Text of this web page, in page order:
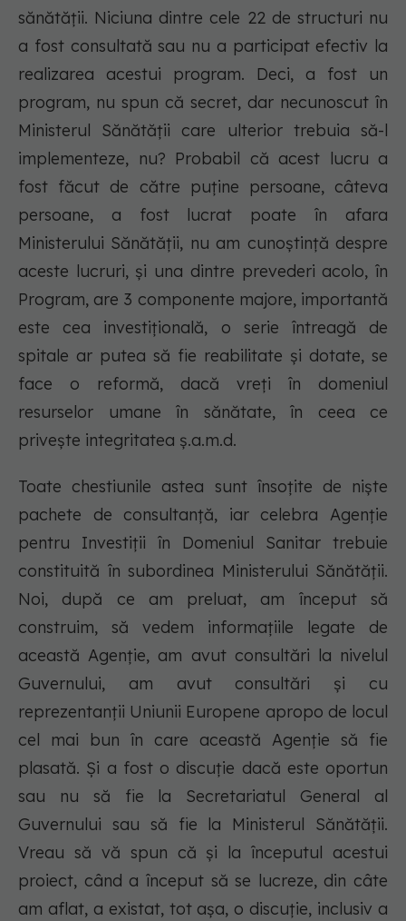
sănătăţii. Niciuna dintre cele 22 de structuri nu
a fost consultată sau nu a participat efectiv la
realizarea acestui program. Deci, a fost un
program, nu spun că secret, dar necunoscut în
Ministerul Sănătății care ulterior trebuia să-l
implementeze, nu? Probabil că acest lucru a
fost făcut de către puţine persoane, câteva
persoane, a fost lucrat poate în afara
Ministerului Sănătăţii, nu am cunoştinţă despre
aceste lucruri, și una dintre prevederi acolo, în
Program, are 3 componente majore, importantă
este cea investiţională, o serie întreagă de
spitale ar putea să fie reabilitate şi dotate, se
face o reformă, dacă vreți în domeniul
resurselor umane în sănătate, în ceea ce
priveşte integritatea ș.a.m.d.
Toate chestiunile astea sunt însoţite de nişte
pachete de consultanţă, iar celebra Agenţie
pentru Investiţii în Domeniul Sanitar trebuie
constituită în subordinea Ministerului Sănătății.
Noi, după ce am preluat, am început să
construim, să vedem informaţiile legate de
această Agenţie, am avut consultări la nivelul
Guvernului, am avut consultări și cu
reprezentanţii Uniunii Europene apropo de locul
cel mai bun în care această Agenţie să fie
plasată. Şi a fost o discuţie dacă este oportun
sau nu să fie la Secretariatul General al
Guvernului sau să fie la Ministerul Sănătății.
Vreau să vă spun că și la începutul acestui
proiect, când a început să se lucreze, din câte
am aflat, a existat, tot aşa, o discuţie, inclusiv a